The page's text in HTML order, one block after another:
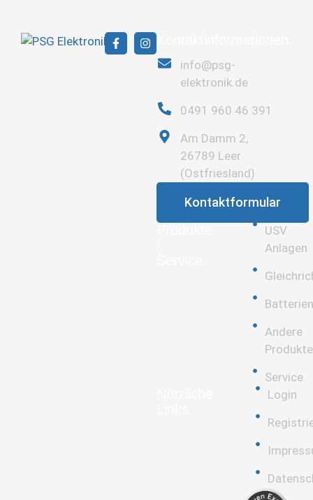
info@psg-
elektronik.de
0491 960 46 391
Am Damm 2,
26789 Leer
(Ostfriesland)
Kontaktformular
USV
Anlagen
Batterien
Andere
Produkte
Service
Login
Kundenbewertungen und Erfahrungen zu
PSG Elektronik GmbH